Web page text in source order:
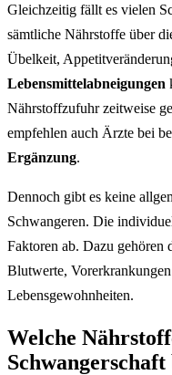
Gleichzeitig fällt es vielen
sämtliche Nährstoffe über
Übelkeit,
Lebensmittelabneigungen
Nährstoffzufuhr zeitweise
empfehlen auch Ärzte bei
Ergänzung.
Dennoch gibt es keine
Schwangeren. Die
Faktoren ab. Dazu gehören
Blutwerte,
Lebensgewohnheiten.
Welche